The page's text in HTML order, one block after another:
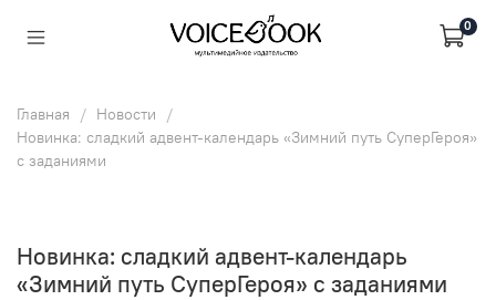
0
Главная
Новости
Новинка: сладкий адвент-календарь «Зимний путь СуперГероя»
с заданиями
Новинка: сладкий адвент-календарь
«Зимний путь СуперГероя» с заданиями